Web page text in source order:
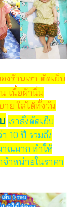
งร้านเรา ตัดเย็บ
เนื้อผ้านิ่ม
าย ใส่ได้ทั้งวัน
เราสั่งตัดเย็บ
10 ปี รวมถึง
าณมาก ทำให้
ำหน่ายในราคา